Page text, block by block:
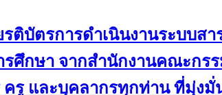
ติบัตรการดำเนินงานระบบส
ศึกษา จากสำนักงานคณะกร
และบุคลากรทุกท่าน ที่มุ่งมั่